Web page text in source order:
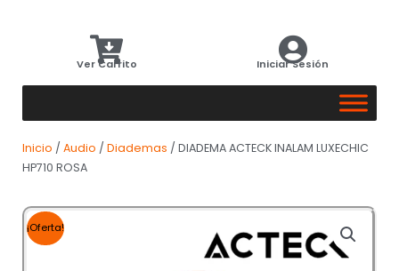
Ver Carrito Iniciar Sesión
Inicio / Audio / Diademas / DIADEMA ACTECK INALAM LUXECHIC
HP710 ROSA
¡Oferta!